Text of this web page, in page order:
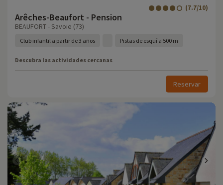
Arêches-Beaufort - Pension
(7.7/10)
BEAUFORT - Savoie (73)
Club infantil a partir de 3 años Pistas de esquí a 500 m
Descubra las actividades cercanas
Reservar